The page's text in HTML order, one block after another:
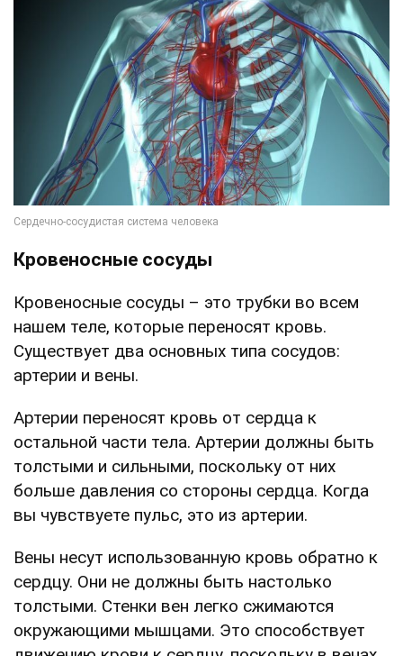
Кровеносные сосуды
Кровеносные сосуды – это трубки во всем
нашем теле, которые переносят кровь.
Существует два основных типа сосудов:
артерии и вены.
Артерии переносят кровь от сердца к
остальной части тела. Артерии должны быть
толстыми и сильными, поскольку от них
больше давления со стороны сердца. Когда
вы чувствуете пульс, это из артерии.
Вены несут использованную кровь обратно к
сердцу. Они не должны быть настолько
толстыми. Стенки вен легко сжимаются
окружающими мышцами. Это способствует